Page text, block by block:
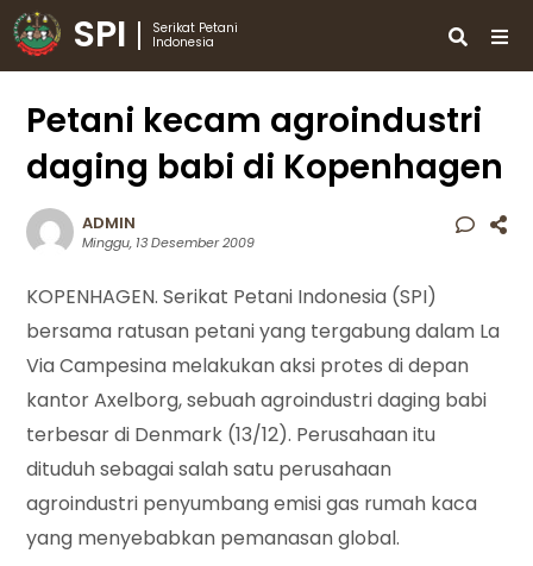
SPI
Serikat Petani
Indonesia
Petani kecam agroindustri
daging babi di Kopenhagen
ADMIN
Minggu, 13 Desember 2009
KOPENHAGEN. Serikat Petani Indonesia (SPI)
bersama ratusan petani yang tergabung dalam La
Via Campesina melakukan aksi protes di depan
kantor Axelborg, sebuah agroindustri daging babi
terbesar di Denmark (13/12). Perusahaan itu
dituduh sebagai salah satu perusahaan
agroindustri penyumbang emisi gas rumah kaca
yang menyebabkan pemanasan global.